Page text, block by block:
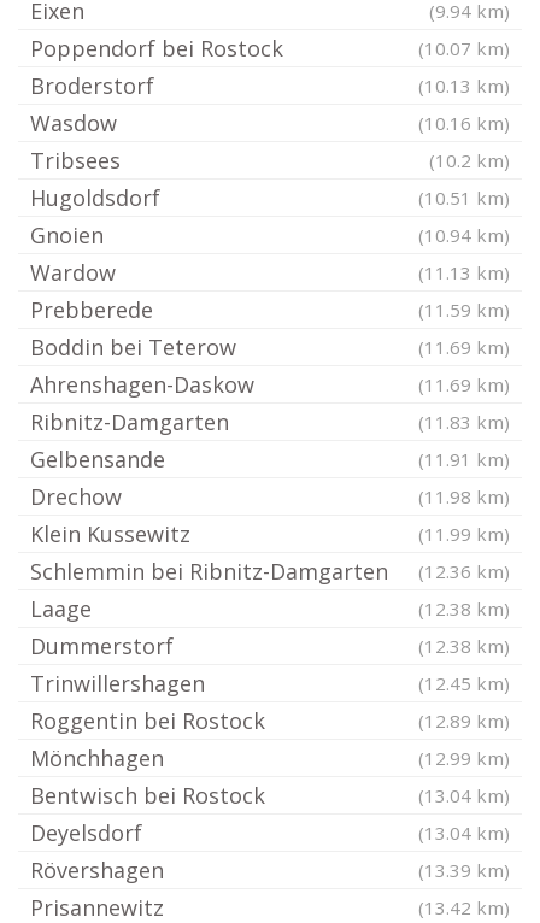
Eixen (9.94 km)
Poppendorf bei Rostock (10.07 km)
Broderstorf (10.13 km)
Wasdow (10.16 km)
Tribsees (10.2 km)
Hugoldsdorf (10.51 km)
Gnoien (10.94 km)
Wardow (11.13 km)
Prebberede (11.59 km)
Boddin bei Teterow (11.69 km)
Ahrenshagen-Daskow (11.69 km)
Ribnitz-Damgarten (11.83 km)
Gelbensande (11.91 km)
Drechow (11.98 km)
Klein Kussewitz (11.99 km)
Schlemmin bei Ribnitz-Damgarten (12.36 km)
Laage (12.38 km)
Dummerstorf (12.38 km)
Trinwillershagen (12.45 km)
Roggentin bei Rostock (12.89 km)
Mönchhagen (12.99 km)
Bentwisch bei Rostock (13.04 km)
Deyelsdorf (13.04 km)
Rövershagen (13.39 km)
Prisannewitz (13.42 km)